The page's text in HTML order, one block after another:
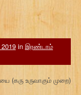
in இரண்டாம்
(கரு உருவாகும் முறை)